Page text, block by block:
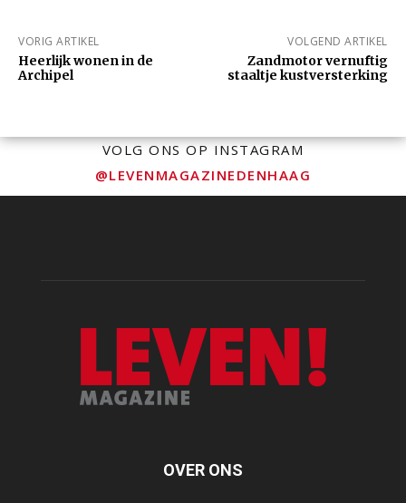
VORIG ARTIKEL
Heerlijk wonen in de
Archipel
VOLGEND ARTIKEL
Zandmotor vernuftig
staaltje kustversterking
VOLG ONS OP INSTAGRAM
@LEVENMAGAZINEDENHAAG
OVER ONS